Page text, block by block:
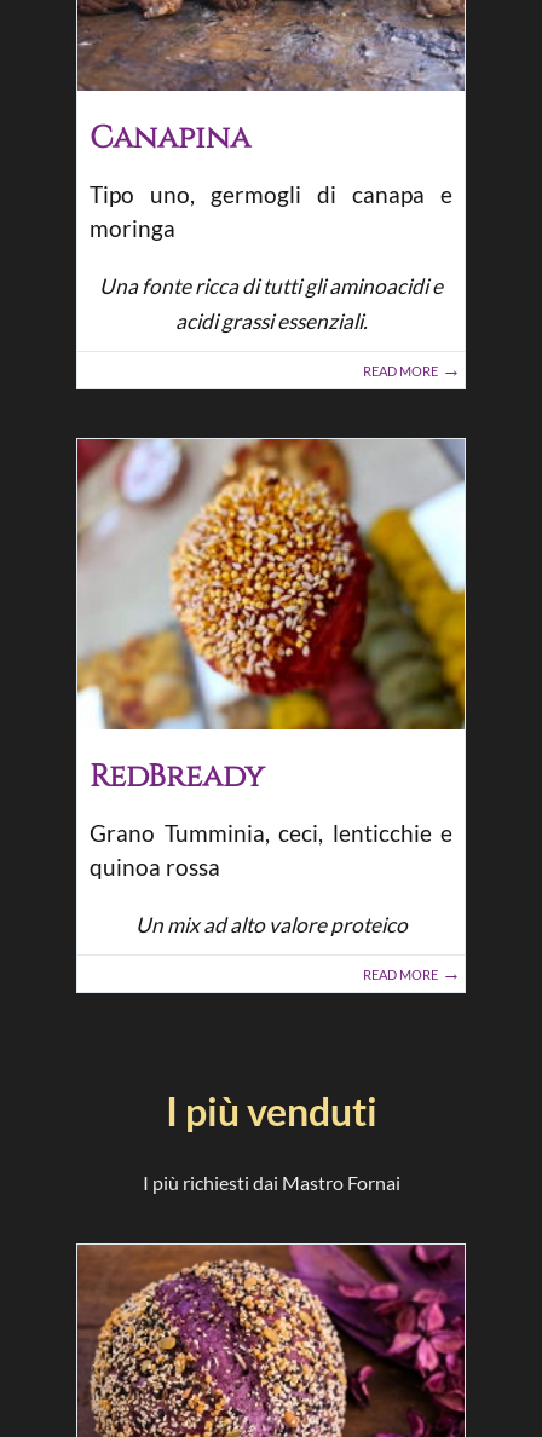
Canapina
Tipo uno, germogli di canapa e
moringa
Una fonte ricca di tutti gli aminoacidi e
acidi grassi essenziali.
READ MORE
RedBready
Grano Tumminia, ceci, lenticchie e
quinoa rossa
Un mix ad alto valore proteico
READ MORE
I più venduti
I più richiesti dai Mastro Fornai